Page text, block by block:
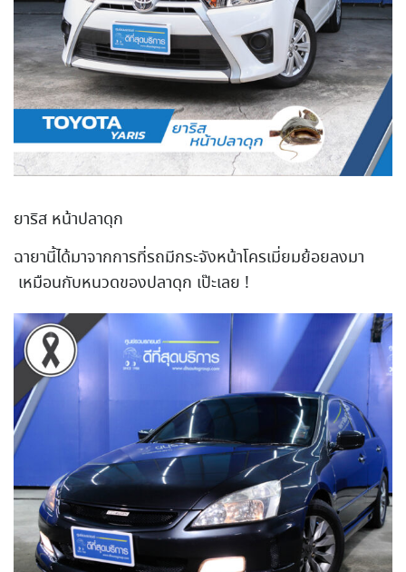
ยาริส หน้าปลาดุก
ฉายานี้ได้มาจากการที่รถมีกระจังหน้าโครเมี่ยมย้อยลงมา
เหมือนกับหนวดของปลาดุก เป๊ะเลย !